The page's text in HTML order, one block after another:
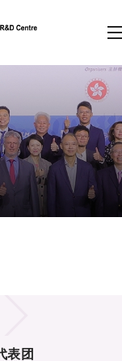
录
繁 简
表团